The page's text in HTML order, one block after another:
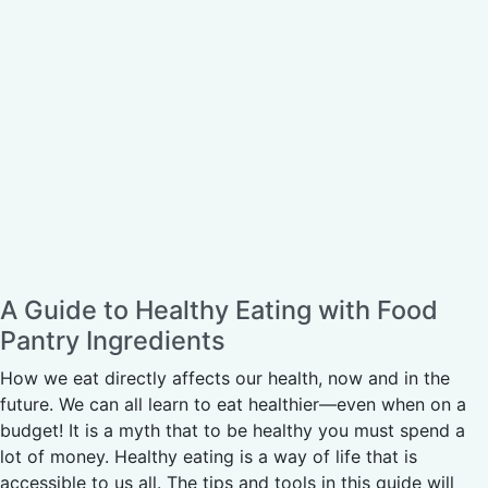
A Guide to Healthy Eating with Food
Pantry Ingredients
How we eat directly affects our health, now and in the
future. We can all learn to eat healthier—even when on a
budget! It is a myth that to be healthy you must spend a
lot of money. Healthy eating is a way of life that is
accessible to us all. The tips and tools in this guide will